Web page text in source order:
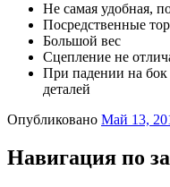
Не самая удобная,
Посредственные
Большой вес
Сцепление не
При падении на бок
деталей
Опубликовано Май 13,
Навигация по